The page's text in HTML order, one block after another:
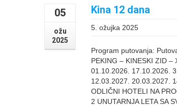
05
ožu
2025
Kina 12 dana
5. ožujka 2025
Program putovanja:
PEKING – KINESKI ZID –
01.10.2026. 17.10.2026.
12.03.2027. 20.03.2027.
ODLIČNI HOTELI NA
2 UNUTARNJA LETA SA